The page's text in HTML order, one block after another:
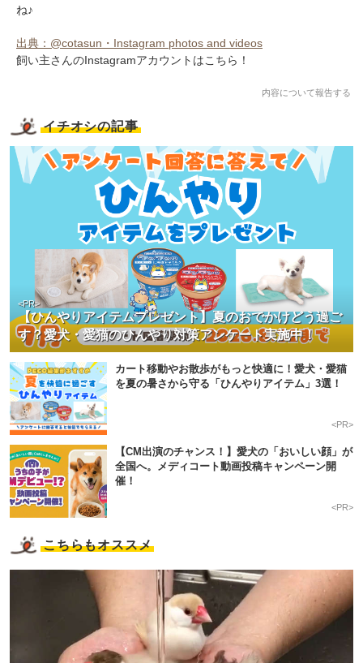
ね♪
出典：@cotasun・Instagram photos and videos
飼い主さんのInstagramアカウントはこちら！
内容について報告する
イチオシの記事
【ひんやりアイテムプレゼント】夏のおでかけどう過ご
す？愛犬・愛猫のひんやり対策アンケート実施中！
<PR>
カート移動やお散歩がもっと快適に！愛犬・愛猫
を夏の暑さから守る「ひんやりアイテム」3選！
<PR>
【CM出演のチャンス！】愛犬の「おいしい顔」が
全国へ。メディコート動画投稿キャンペーン開
催！
<PR>
こちらもオススメ